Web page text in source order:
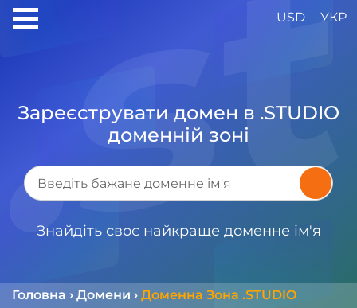
USD УКР
Зареєструвати домен в .STUDIO
доменній зоні
Знайдіть своє найкраще доменне ім'я
Головна › Домени › Доменна Зона .STUDIO